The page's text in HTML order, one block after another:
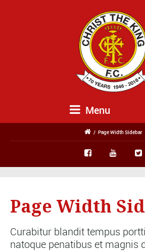
Menu
/ Page Width Sidebar
Page Width
Curabitur blandit tempus
natoque penatibus et magnis